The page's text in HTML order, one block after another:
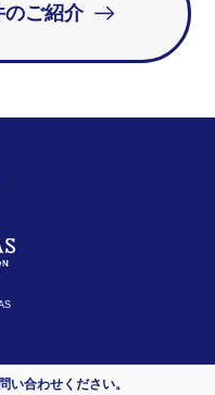
のご紹介
い合わせください。